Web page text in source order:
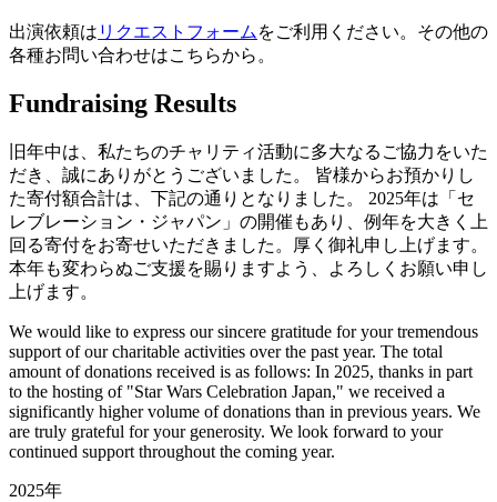
出演依頼は リクエストフォーム をご利用ください。その他の
各種お問い合わせはこちらから。
Fundraising Results
旧年中は、私たちのチャリティ活動に多大なるご協力をいた
だき、誠にありがとうございました。 皆様からお預かりし
た寄付額合計は、下記の通りとなりました。 2025年は「セ
レブレーション・ジャパン」の開催もあり、例年を大きく上
回る寄付をお寄せいただきました。厚く御礼申し上げます。
本年も変わらぬご支援を賜りますよう、よろしくお願い申し
上げます。
We would like to express our sincere gratitude for your tremendous
support of our charitable activities over the past year. The total
amount of donations received is as follows: In 2025, thanks in part
to the hosting of "Star Wars Celebration Japan," we received a
significantly higher volume of donations than in previous years. We
are truly grateful for your generosity. We look forward to your
continued support throughout the coming year.
2025年